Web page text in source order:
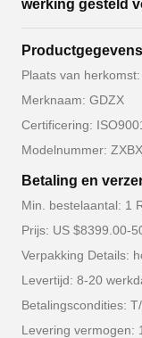
werking gesteld
Productgegevens
Plaats van
Merknaam: GDZX
Certificering:
Modelnummer:
Betaling en
Min. bestelaantal: 1
Prijs: US $8399.00-
Verpakking Details:
Levertijd: 8-20
Betalingscondities:
Levering vermogen: